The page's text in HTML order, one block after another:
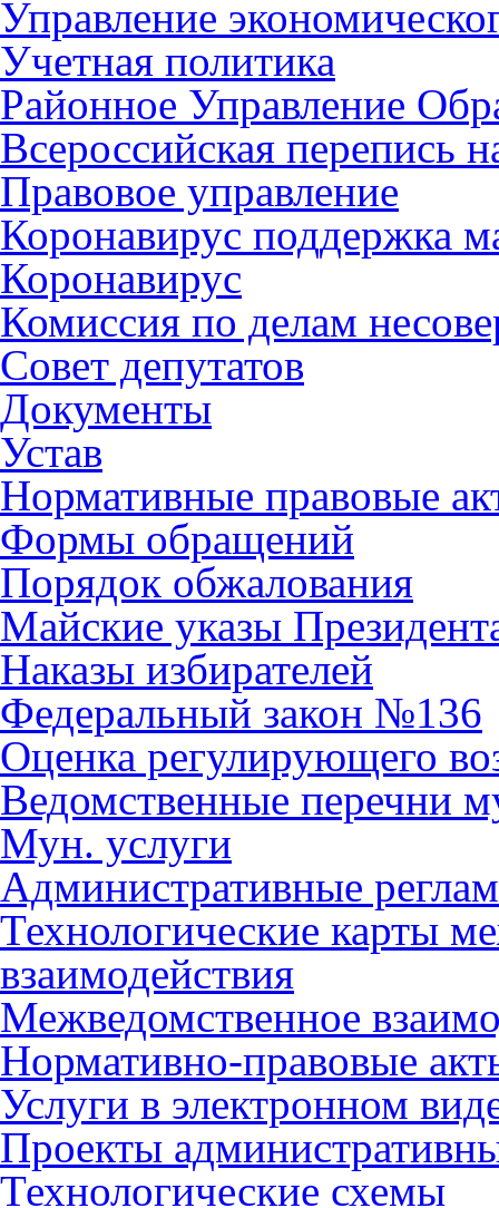
Управление
Учетная политика
Районное Управление
Всероссийская перепись
Правовое управление
Коронавирус поддержка
Коронавирус
Комиссия по делам
Совет депутатов
Документы
Устав
Нормативные правовые
Формы обращений
Порядок обжалования
Майские указы
Наказы избирателей
Федеральный закон №136
Оценка регулирующего
Ведомственные перечни
Мун. услуги
Административные
Технологические карты
взаимодействия
Межведомственное
Нормативно-правовые
Услуги в электронном
Проекты
Технологические схемы